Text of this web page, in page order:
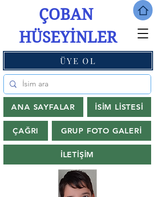
ÇOBAN
HÜSEYİNLER
ANA SAYFALAR İSİM LİSTESİ
ÇAĞRI GRUP FOTO GALERİ
İLETİŞİM
ÜYE OL